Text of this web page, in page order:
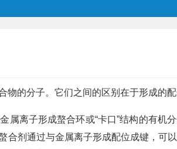
的分子。它们之间的区别在于形成的配
离子形成螯合环或“卡口”结构的有机
合剂通过与金属离子形成配位成键，可